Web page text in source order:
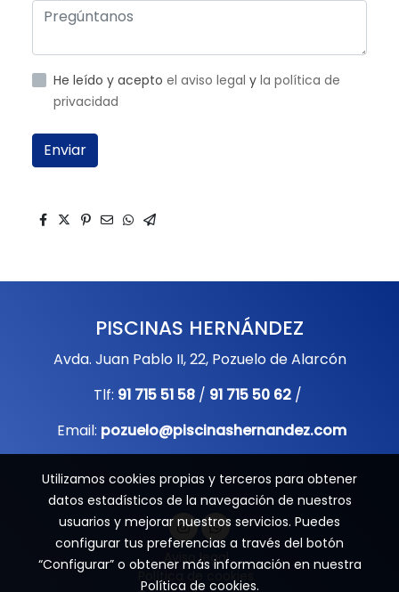
He leído y acepto el aviso legal y la política de
privacidad
Enviar
PISCINAS HERNÁNDEZ
Avda. Juan Pablo II, 22, Pozuelo de Alarcón
Tlf: 91 715 51 58 / 91 715 50 62 /
Email: pozuelo@piscinashernandez.com
Aviso legal
Política de cookies
Utilizamos cookies propias y terceros para obtener
datos estadísticos de la navegación de nuestros
usuarios y mejorar nuestros servicios. Puedes
configurar tus preferencias a través del botón
“Configurar” o obtener más información en nuestra
Política de cookies.